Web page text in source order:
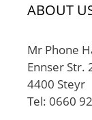
ABOUT
Mr Phone
Ennser Str.
4400 Steyr
Tel: 0660